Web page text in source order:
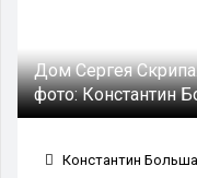
Дом Сергея
фото:Константин
Константин